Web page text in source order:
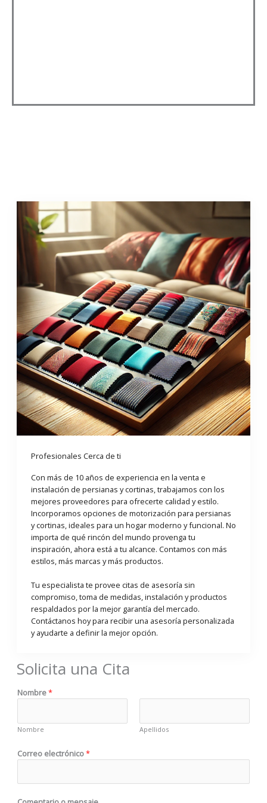
Profesionales Cerca de ti
Con más de 10 años de experiencia en la venta e
instalación de persianas y cortinas, trabajamos con los
mejores proveedores para ofrecerte calidad y estilo.
Incorporamos opciones de motorización para persianas
y cortinas, ideales para un hogar moderno y funcional. No
importa de qué rincón del mundo provenga tu
inspiración, ahora está a tu alcance. Contamos con más
estilos, más marcas y más productos.
Tu especialista te provee citas de asesoría sin
compromiso, toma de medidas, instalación y productos
respaldados por la mejor garantía del mercado.
Contáctanos hoy para recibir una asesoría personalizada
y ayudarte a definir la mejor opción.
Solicita una Cita
m
n
s
j
N
Nombre*
Nombre Apellidos
Correo electrónico*